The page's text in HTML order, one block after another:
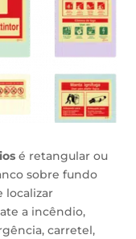
é retangular ou
sobre fundo
localizar
a incêndio,
carretel,